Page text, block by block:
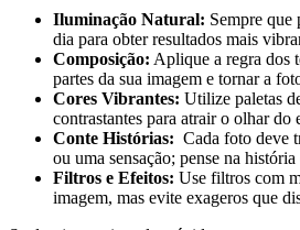
Iluminação Natural: Sempre
dia para obter ⁤resultados mais
Composição: Aplique a regra dos⁣
partes da sua imagem e tornar a
Cores Vibrantes: Utilize ⁢paletas
contrastantes para ⁣atrair o ⁤olhar do
Conte Histórias:
Cada foto deve‌
ou uma sensação; pense na
Filtros e Efeitos: Use filtros com
imagem,‍ mas evite ‍exageros que